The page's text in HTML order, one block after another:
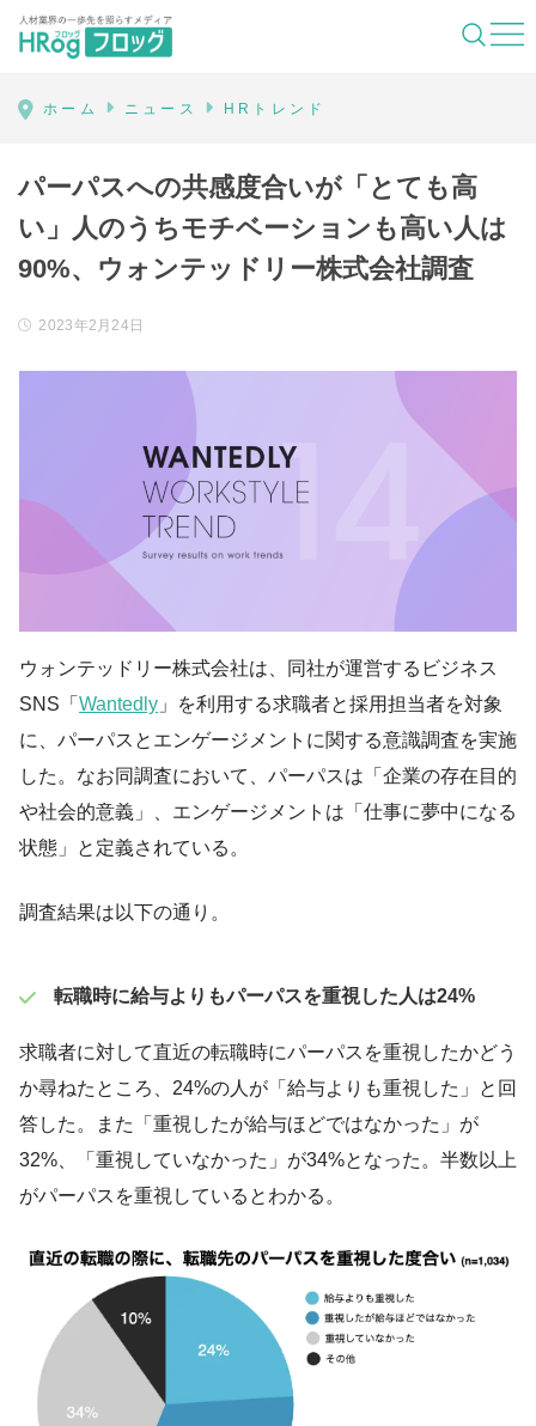
HRog | 人材業界の一歩先を照らすメディ
ホーム ニュース HRトレンド
パーパスへの共感度合いが「とても高
い」人のうちモチベーションも高い人は
90%、ウォンテッドリー株式会社調査
2023年2月24日
ウォンテッドリー株式会社は、同社が運営するビジネス
SNS「 Wantedly 」を利用する求職者と採用担当者を対象
に、パーパスとエンゲージメントに関する意識調査を実施
した。なお同調査において、パーパスは「企業の存在目的
や社会的意義」、エンゲージメントは「仕事に夢中になる
状態」と定義されている。
調査結果は以下の通り。
転職時に給与よりもパーパスを重視した人は24%
求職者に対して直近の転職時にパーパスを重視したかどう
か尋ねたところ、24%の人が「給与よりも重視した」と回
答した。また「重視したが給与ほどではなかった」が
32%、「重視していなかった」が34%となった。半数以上
がパーパスを重視しているとわかる。